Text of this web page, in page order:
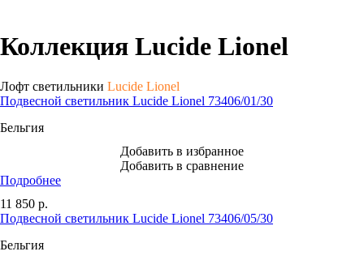
Коллекция Lucide Lionel
Лофт светильники Lucide Lionel
Подвесной светильник Lucide Lionel 73406/01/30
Бельгия
Добавить в избранное
Добавить в сравнение
Подробнее
11 850 р.
Подвесной светильник Lucide Lionel 73406/05/30
Бельгия